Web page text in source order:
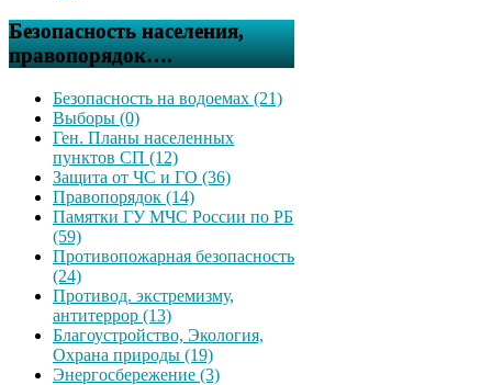
Безопасность населения,
правопорядок….
Безопасность на водоемах (21)
Выборы (0)
Ген. Планы населенных
пунктов СП (12)
Защита от ЧС и ГО (36)
Правопорядок (14)
Памятки ГУ МЧС России по РБ
(59)
Противопожарная безопасность
(24)
Противод. экстремизму,
антитеррор (13)
Благоустройство, Экология,
Охрана природы (19)
Энергосбережение (3)